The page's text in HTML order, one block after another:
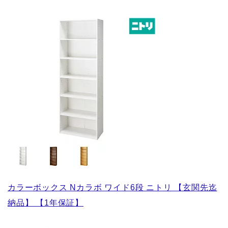
カラーボックス Nカラボ ワイド6段 ニトリ 【玄関先迄
納品】 【1年保証】